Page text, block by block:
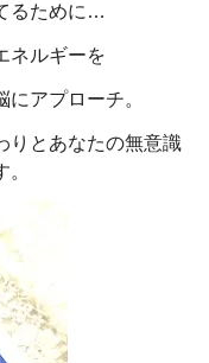
るために…
ネルギーを
アプローチ。
りとあなたの無意識